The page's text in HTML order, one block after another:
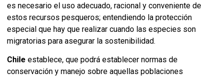
es necesario el uso adecuado, racional y conveniente de
estos recursos pesqueros; entendiendo la protección
especial que hay que realizar cuando las especies son
migratorias para asegurar la sostenibilidad.
Chile establece, que podrá establecer normas de
conservación y manejo sobre aquellas poblaciones